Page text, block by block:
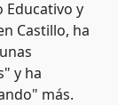
Educativo y
Castillo, ha
y ha
más.